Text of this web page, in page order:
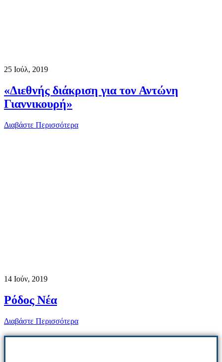
25 Ιούλ, 2019
«Διεθνής διάκριση για τον Αντώνη
Γιαννικουρή»
Διαβάστε Περισσότερα
14 Ιούν, 2019
Ρόδος Νέα
Διαβάστε Περισσότερα